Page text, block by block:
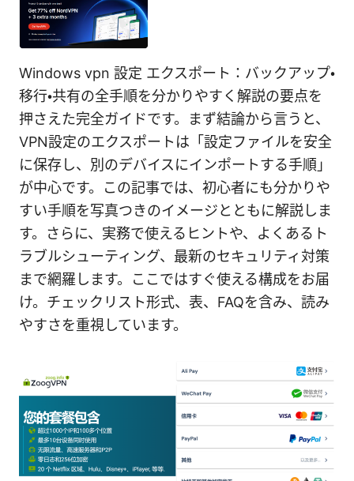
Windows vpn 設定 エクスポート：バックアップ・
移行・共有の全手順を分かりやすく解説の要点を
押さえた完全ガイドです。まず結論から言うと、
VPN設定のエクスポートは「設定ファイルを安全
に保存し、別のデバイスにインポートする手順」
が中心です。この記事では、初心者にも分かりや
すい手順を写真つきのイメージとともに解説しま
す。さらに、実務で使えるヒントや、よくあるト
ラブルシューティング、最新のセキュリティ対策
まで網羅します。ここではすぐ使える構成をお届
け。チェックリスト形式、表、FAQを含み、読み
やすさを重視しています。